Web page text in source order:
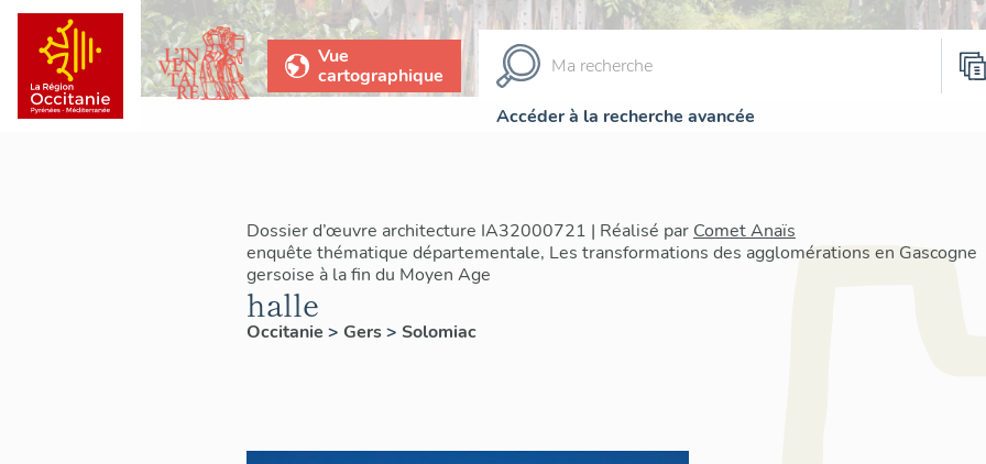
Vue
cartographique
Accéder à la recherche avancée
Dossier d’œuvre architecture IA32000721 | Réalisé par Comet Anaïs
enquête thématique départementale, Les transformations des agglomérations en Gascogne
gersoise à la fin du Moyen Age
halle
Occitanie > Gers> Solomiac